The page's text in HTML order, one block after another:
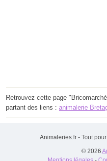
Retrouvez cette page
partant des liens : animalerie
Animaleries.fr - Tout
© 2026